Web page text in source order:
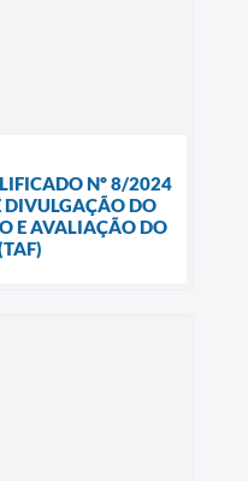
Nº 8/2024
DIVULGAÇÃO DO
E AVALIAÇÃO DO